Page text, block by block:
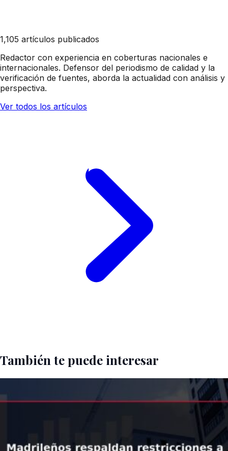
1,105 artículos publicados
Redactor con experiencia en coberturas nacionales e
internacionales. Defensor del periodismo de calidad y la
verificación de fuentes, aborda la actualidad con análisis y
perspectiva.
Ver todos los artículos
También te puede interesar